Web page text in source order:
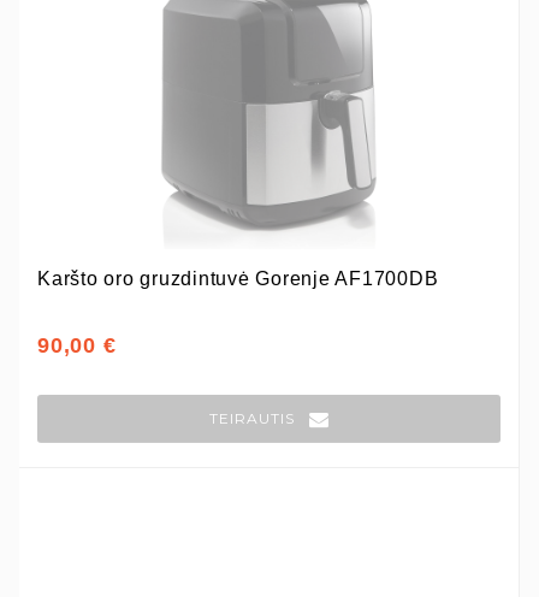
Karšto oro gruzdintuvė Gorenje AF1700DB
90,00 €
TEIRAUTIS